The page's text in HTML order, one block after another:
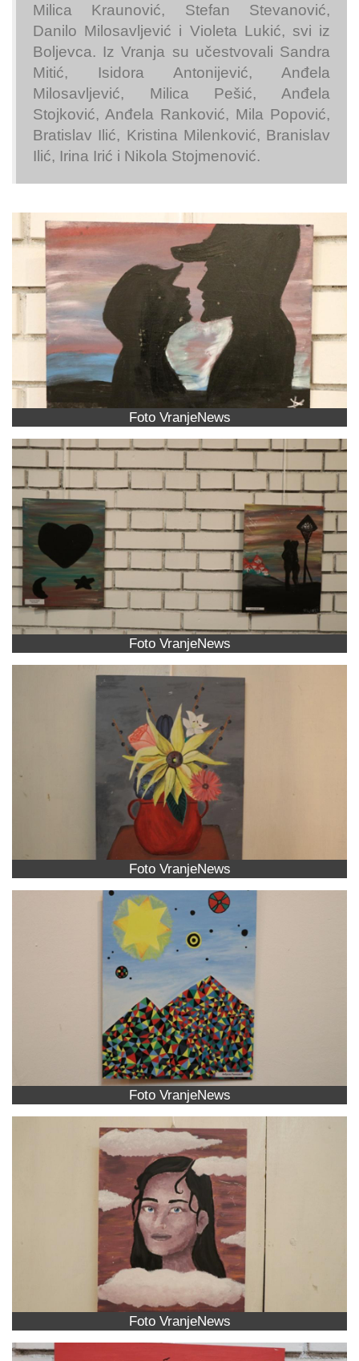
Milica Kraunović, Stefan Stevanović,
Danilo Milosavljević i Violeta Lukić, svi iz
Boljevca. Iz Vranja su učestvovali Sandra
Mitić, Isidora Antonijević, Anđela
Milosavljević, Milica Pešić, Anđela
Stojković, Anđela Ranković, Mila Popović,
Bratislav Ilić, Kristina Milenković, Branislav
Ilić, Irina Irić i Nikola Stojmenović.
Foto VranjeNews
Foto VranjeNews
Foto VranjeNews
Foto VranjeNews
Foto VranjeNews